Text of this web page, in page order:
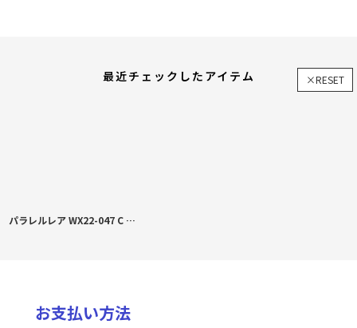
最近チェックしたアイテム ×RESET
パラレルレア WX22-047 C ツヴァイ＝ラボナ
お支払い方法